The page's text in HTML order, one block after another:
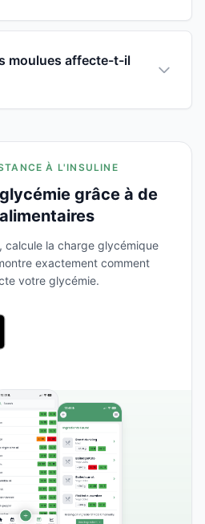
moulues affecte-t-il
À L'INSULINE
grâce à de
calcule la charge glycémique
exactement comment
votre glycémie.